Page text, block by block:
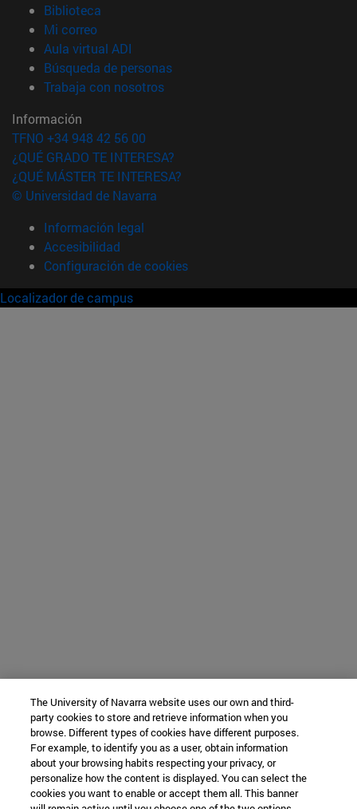
Biblioteca
Mi correo(abre en nueva ventana)
Aula virtual ADI
Búsqueda de personas(abre en nueva ventana)
Trabaja con nosotros(abre en nueva ventana)
Información
TFNO +34 948 42 56 00
¿QUÉ GRADO TE INTERESA?
¿QUÉ MÁSTER TE INTERESA?
© Universidad de Navarra
Información legal
Accesibilidad
Configuración de cookies
Localizador de campus
The University of Navarra website uses our own and third-
party cookies to store and retrieve information when you
browse. Different types of cookies have different purposes.
For example, to identify you as a user, obtain information
about your browsing habits respecting your privacy, or
personalize how the content is displayed. You can select the
cookies you want to enable or accept them all. This banner